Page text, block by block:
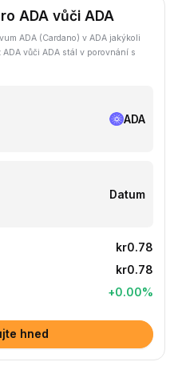
ADA vůči ADA
ADA (Cardano) v ADA jakýkoli
vůči ADA stál v porovnání s
ADA
Datum
kr0.78
kr0.78
+0.00%
hned